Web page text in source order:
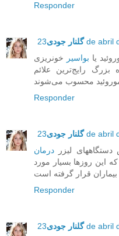
Responder
گلنار جودی23 de
یا بواسیر
خونریزی
رایج‌ترین علائم
Responder
گلنار جودی23 de
لیزر درمان
این روزها بسیار مورد
قرار گرفته است
Responder
گلنار جودی23 de